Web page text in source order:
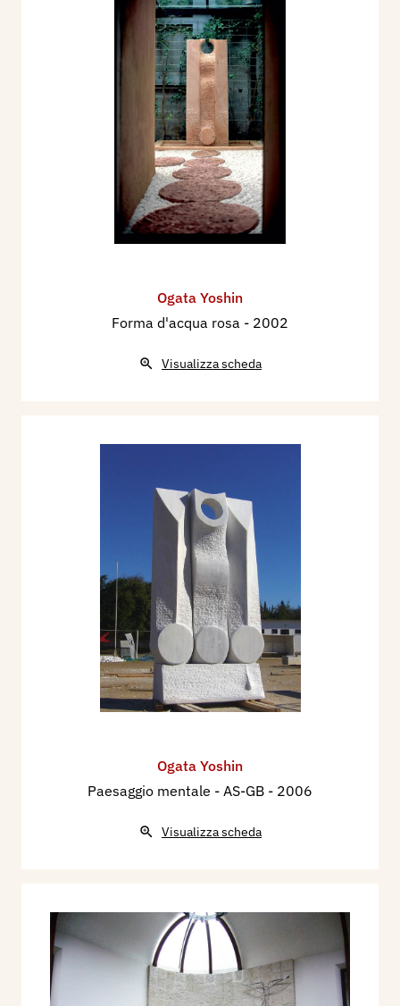
Ogata Yoshin
Forma d'acqua rosa - 2002
Visualizza scheda
Ogata Yoshin
Paesaggio mentale - AS-GB - 2006
Visualizza scheda